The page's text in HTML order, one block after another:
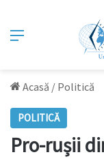
Meniu
Acasă / Politică
POLITICĂ
Pro-rușii